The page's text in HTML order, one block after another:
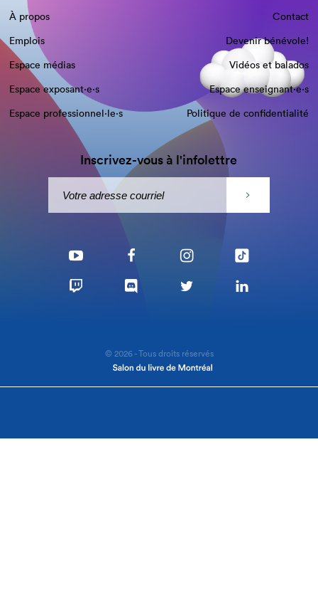
À propos
Contact
Emplois
Devenir bénévole!
Espace médias
Vidéos et balados
Espace exposant·e⋅s
Espace enseignant·e⋅s
Espace professionnel·le⋅s
Politique de confidentialité
Inscrivez-vous à l'infolettre
© 2026 - Tous droits réservés